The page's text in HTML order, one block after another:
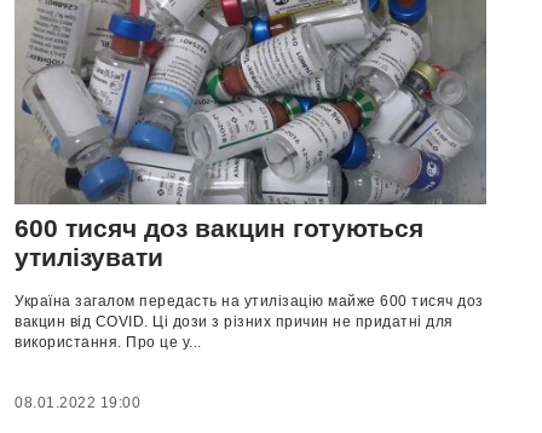
600 тисяч доз вакцин готуються
утилізувати
Україна загалом передасть на утилізацію майже 600 тисяч доз
вакцин від COVID. Ці дози з різних причин не придатні для
використання. Про це у...
08.01.2022 19:00